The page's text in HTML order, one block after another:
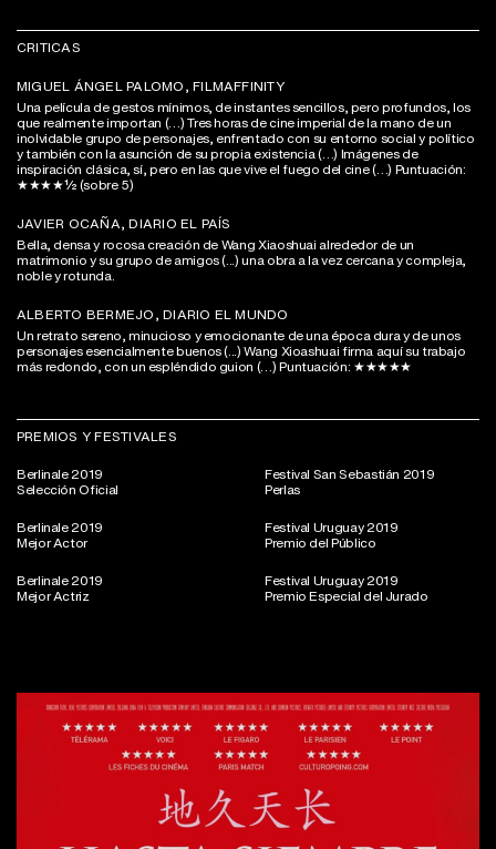
CRITICAS
MIGUEL ÁNGEL PALOMO, FILMAFFINITY
Una película de gestos mínimos, de instantes sencillos, pero profundos, los
que realmente importan (…) Tres horas de cine imperial de la mano de un
inolvidable grupo de personajes, enfrentado con su entorno social y político
y también con la asunción de su propia existencia (…) Imágenes de
inspiración clásica, sí, pero en las que vive el fuego del cine (…) Puntuación:
★★★★½ (sobre 5)
JAVIER OCAÑA, DIARIO EL PAÍS
Bella, densa y rocosa creación de Wang Xiaoshuai alrededor de un
matrimonio y su grupo de amigos (...) una obra a la vez cercana y compleja,
noble y rotunda.
ALBERTO BERMEJO, DIARIO EL MUNDO
Un retrato sereno, minucioso y emocionante de una época dura y de unos
personajes esencialmente buenos (...) Wang Xioashuai firma aquí su trabajo
más redondo, con un espléndido guion (…) Puntuación: ★★★★★
PREMIOS Y FESTIVALES
Berlinale 2019
Selección Oficial
Berlinale 2019
Mejor Actor
Berlinale 2019
Mejor Actriz
Festival San Sebastián 2019
Perlas
Festival Uruguay 2019
Premio del Público
Festival Uruguay 2019
Premio Especial del Jurado